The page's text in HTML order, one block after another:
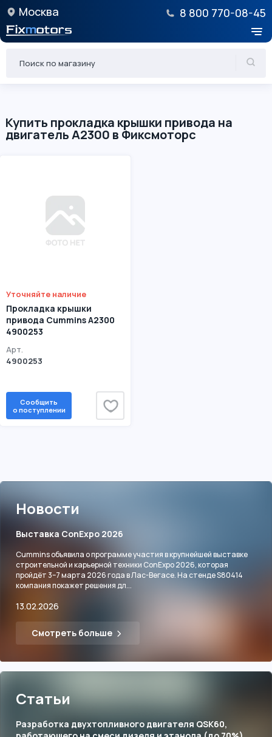
Москва 8 800 770-08-45
Купить прокладка крышки привода на
двигатель A2300 в Фиксмоторс
Уточняйте наличие
Прокладка крышки
привода Cummins A2300
4900253
Арт.
4900253
Сообщить
о поступлении
Новости
Выставка ConExpo 2026
Cummins объявила о программе участия в крупнейшей выставке
строительной и карьерной техники ConExpo 2026, которая
пройдёт 3–7 марта 2026 года в Лас-Вегасе. На стенде S80414
компания покажет решения дл...
13.02.2026
Смотреть больше
Статьи
Разработка двухтопливного двигателя QSK60,